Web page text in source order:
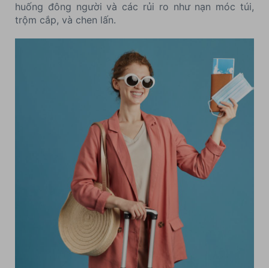
huống đông người và các rủi ro như nạn móc túi,
trộm cắp, và chen lấn.